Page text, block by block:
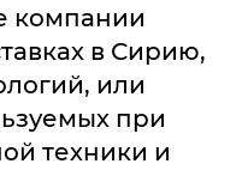
компании
в Сирию,
или
при
техники и